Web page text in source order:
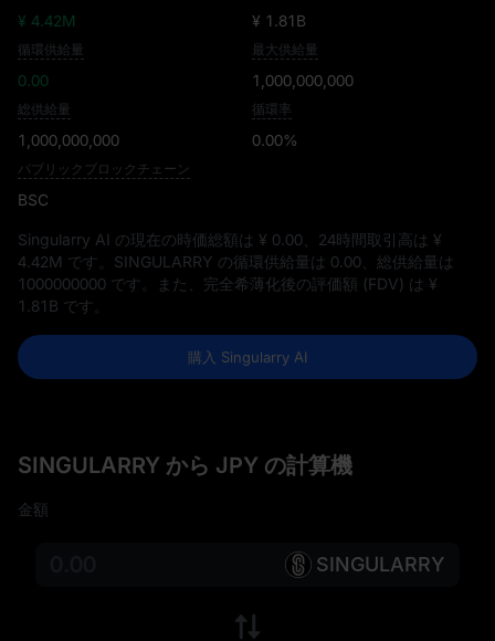
¥ 4.42M ¥ 1.81B
循環供給量
0.00
最大供給量
1,000,000,000
総供給量
1,000,000,000
循環率
0.00%
パブリックブロックチェーン
BSC
Singularry AI の現在の時価総額は ¥ 0.00 、24時間取引高は ¥
4.42M です。SINGULARRY の循環供給量は 0.00 、総供給量は
1000000000 です。また、完全希薄化後の評価額 (FDV) は ¥
1.81B です。
購入 Singularry AI
SINGULARRY から JPY の計算機
金額
SINGULARRY